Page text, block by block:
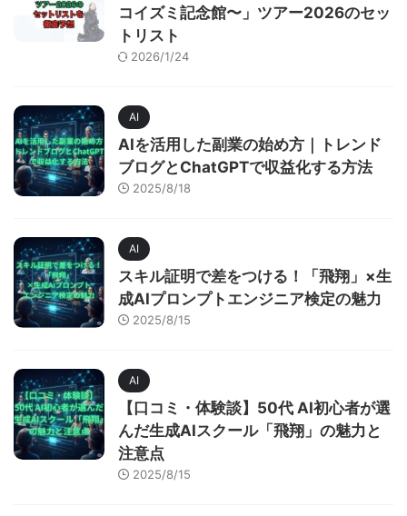
コイズミ記念館〜」ツアー2026のセッ
トリスト
2026/1/24
AI
AIを活用した副業の始め方｜トレンド
ブログとChatGPTで収益化する方法
2025/8/18
AI
スキル証明で差をつける！「飛翔」×生
成AIプロンプトエンジニア検定の魅力
2025/8/15
AI
【口コミ・体験談】50代 AI初心者が選
んだ生成AIスクール「飛翔」の魅力と
注意点
2025/8/15